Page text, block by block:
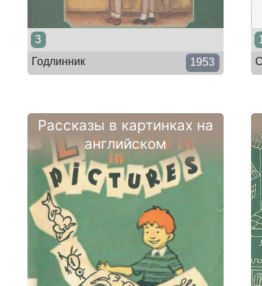
3
Годлинник
1953
Рассказы в картинках на
английском